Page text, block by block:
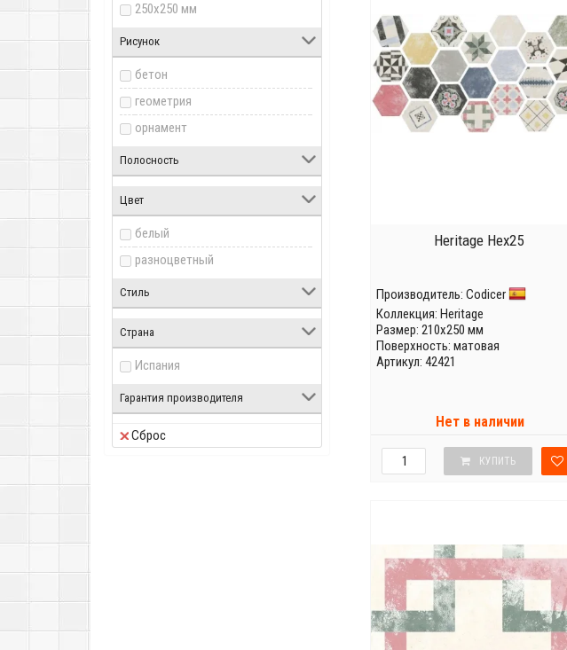
250x250 мм
Рисунок
бетон
геометрия
орнамент
Полосность
Цвет
белый
разноцветный
Стиль
Страна
Испания
Гарантия производителя
Сброс
Heritage Hex25
Производитель: Codicer
Коллекция: Heritage
Размер: 210x250 мм
Поверхность: матовая
Артикул: 42421
Нет в наличии
КУПИТЬ